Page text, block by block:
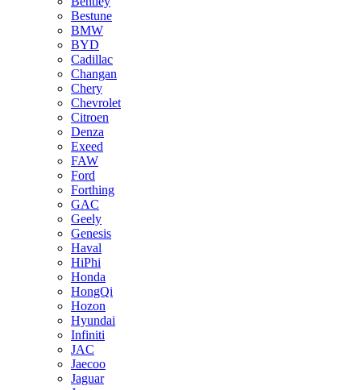
Bestune
BMW
BYD
Cadillac
Changan
Chery
Chevrolet
Citroen
Denza
Exeed
FAW
Ford
Forthing
GAC
Geely
Genesis
Haval
HiPhi
Honda
HongQi
Hozon
Hyundai
Infiniti
JAC
Jaecoo
Jaguar